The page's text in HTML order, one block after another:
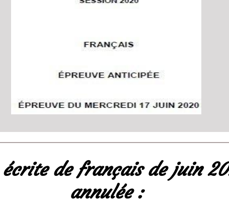
écrite de français de juin
annulée :